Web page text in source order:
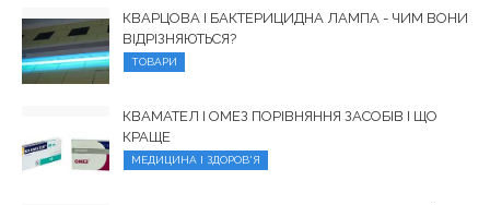
КВАРЦОВА І БАКТЕРИЦИДНА ЛАМПА - ЧИМ ВОНИ
ВІДРІЗНЯЮТЬСЯ?
ТОВАРИ
КВАМАТЕЛ І ОМЕЗ ПОРІВНЯННЯ ЗАСОБІВ І ЩО
КРАЩЕ
МЕДИЦИНА І ЗДОРОВ'Я